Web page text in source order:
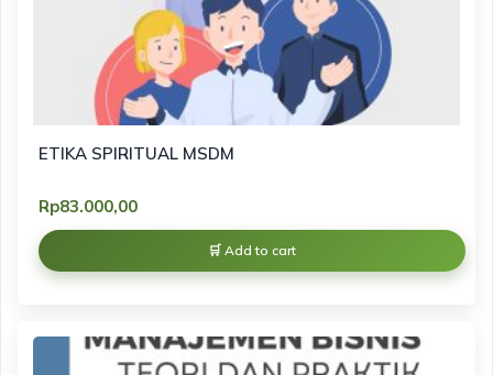
ETIKA SPIRITUAL MSDM
Rp83.000,00
Add to cart